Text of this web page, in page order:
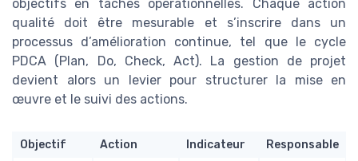
objectifs en tâches opérationnelles. Chaque action
qualité doit être mesurable et s’inscrire dans un
processus d’amélioration continue, tel que le cycle
PDCA (Plan, Do, Check, Act). La gestion de projet
devient alors un levier pour structurer la mise en
œuvre et le suivi des actions.
Objectif Action Indicateur Responsable